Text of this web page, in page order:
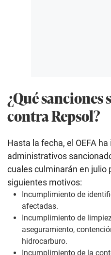
¿Qué sanciones
contra Repsol?
Hasta la fecha, el OEFA
administrativos
cuales culminarán en julio
siguientes motivos:
Incumplimiento de
afectadas.
Incumplimiento de
aseguramiento,
hidrocarburo.
Incumplimiento de la